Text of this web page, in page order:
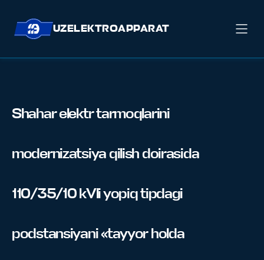
UZELEKTROAPPARAT
Shahar elektr tarmoqlarini
modernizatsiya qilish doirasida
110/35/10 kVli yopiq tipdagi
podstansiyani «tayyor holda